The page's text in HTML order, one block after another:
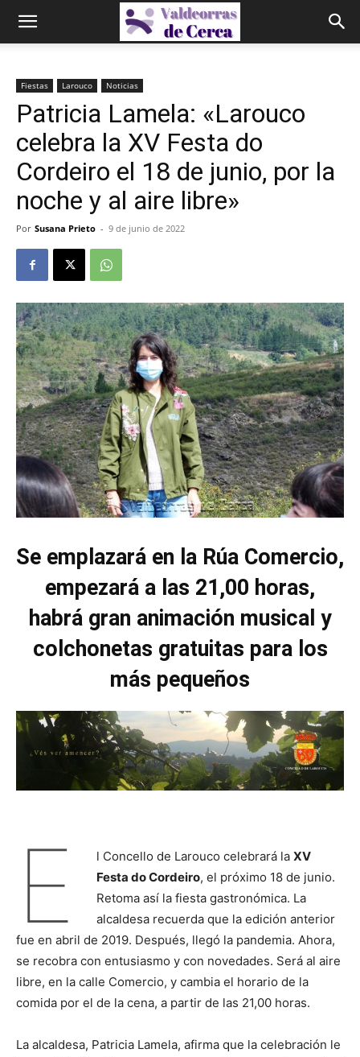
Fiestas Larouco Noticias
Patricia Lamela: «Larouco
celebra la XV Festa do
Cordeiro el 18 de junio, por la
noche y al aire libre»
Por Susana Prieto - 9 de junio de 2022
Se emplazará en la Rúa Comercio,
empezará a las 21,00 horas,
habrá gran animación musical y
colchonetas gratuitas para los
más pequeños
E l Concello de Larouco celebrará la XV
Festa do Cordeiro, el próximo 18 de junio.
Retoma así la fiesta gastronómica. La
alcaldesa recuerda que la edición anterior
fue en abril de 2019. Después, llegó la pandemia. Ahora,
se recobra con entusiasmo y con novedades. Será al aire
libre, en la calle Comercio, y cambia el horario de la
comida por el de la cena, a partir de las 21,00 horas.
La alcaldesa, Patricia Lamela, afirma que la celebración le